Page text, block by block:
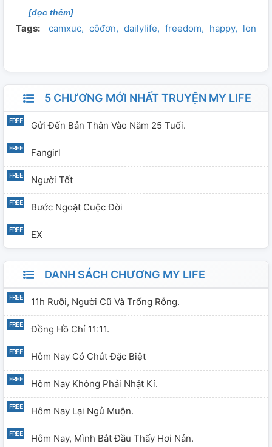
[đọc thêm]
Tags: camxuc côđơn dailylife freedom happy lonely
5 CHƯƠNG MỚI NHẤT TRUYỆN MY LIFE
Gửi Đến Bản Thân Vào Năm 25 Tuổi.
Fangirl
Người Tốt
Bước Ngoặt Cuộc Đời
EX
DANH SÁCH CHƯƠNG MY LIFE
11h Rưỡi, Người Cũ Và Trống Rỗng.
Đồng Hồ Chỉ 11:11.
Hôm Nay Có Chút Đặc Biệt
Hôm Nay Không Phải Nhật Kí.
Hôm Nay Lại Ngủ Muộn.
Hôm Nay, Mình Bắt Đầu Thấy Hơi Nản.